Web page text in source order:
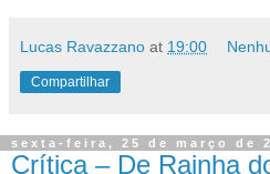
Lucas Ravazzano at 19:00
Compartilhar
sexta-feira, 25 de março de
Crítica – De Rainha